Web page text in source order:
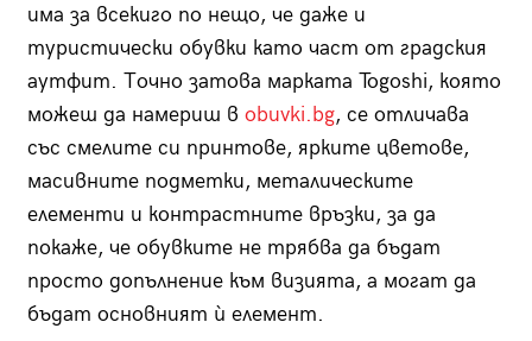
има за всекиго по нещо, че даже и
туристически обувки като част от градския
аутфит. Точно затова марката Togoshi, която
можеш да намериш в obuvki.bg, се отличава
със смелите си принтове, ярките цветове,
масивните подметки, металическите
елементи и контрастните връзки, за да
покаже, че обувките не трябва да бъдат
просто допълнение към визията, а могат да
бъдат основният ѝ елемент.